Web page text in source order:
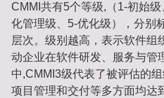
CMMI共有5个等级,（1-初始
化管理级、5-优化级），分别
层次。级别越高，表示软件组
动企业在软件研发、服务与管
中,CMMI3级代表了被评估的
项目管理和交付等多方面均达